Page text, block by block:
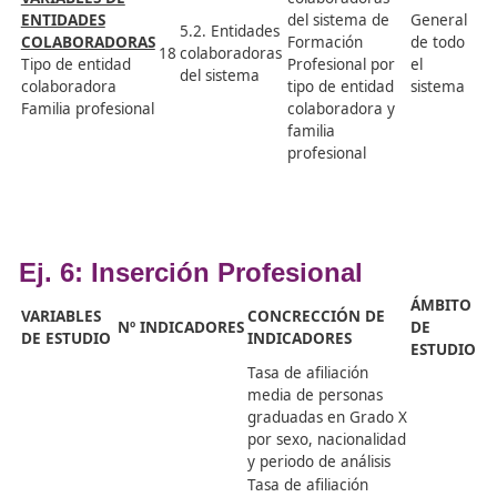
Régimen de FP
Dual
titularidad de
centro, familia
profesional y nivel
de competencia
VARIABLES
ESTUDIO
CONCRECCIÓN DE
INDICADORES
4.1. Personal
Número de personas
docentes por sexo,
edad, familia
profesional y
titularidad
Número de personas